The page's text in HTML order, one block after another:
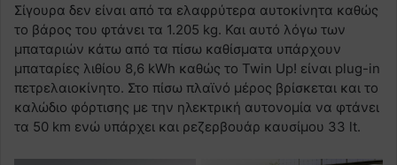
Σίγουρα δεν είναι από τα ελαφρύτερα αυτοκίνητα καθώς
το βάρος του φτάνει τα 1.205 kg. Και αυτό λόγω των
μπαταριών κάτω από τα πίσω καθίσματα υπάρχουν
μπαταρίες λιθίου 8,6 kWh καθώς το Twin Up! είναι plug-in
πετρελαιοκίνητο. Στο πίσω πλαϊνό μέρος βρίσκεται και το
καλώδιο φόρτισης με την ηλεκτρική αυτονομία να φτάνει
τα 50 km ενώ υπάρχει και ρεζερβουάρ καυσίμου 33 lt.